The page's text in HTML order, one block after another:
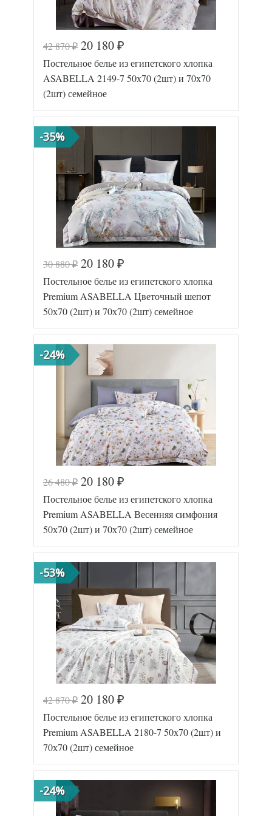
Код товара
573-505
Артикул
2144-7/a
Ткань
Египетский
хлопок
Размер
пододеяльника
(2шт)
Размер
простыни
240х260
наволочек
(2шт),
70х70
(2шт)
Производитель
Asabella
(Китай)
Код товара
573-516
Артикул
2149-7/a
Ткань
Египетский
хлопок
Размер
пододеяльника
160х220
(2шт)
Размер
простыни
240х260
70х70
(2шт)
Производитель
Asabella
(Китай)
42 870₽ 20 180 ₽
Постельное белье из египетского хлопка
ASABELLA 2149-7 50х70 (2шт) и 70х70
(2шт) семейное
-35%
Код товара
577-216
Артикул
2265-7/a
Ткань
Египетский
хлопок
Размер
пододеяльника
160х220
(2шт)
Размер
простыни
240х260
наволочек
(2шт),
70х70
(2шт)
Производитель
Asabella
(Китай)
30 880₽ 20 180 ₽
Постельное белье из египетского хлопка
Premium ASABELLA Цветочный шепот
50х70 (2шт) и 70х70 (2шт) семейное
-24%
Код товара
575-293
Артикул
2147-7/a
Ткань
Египетский
хлопок
Размер
пододеяльника
160х220
(2шт)
Размер
простыни
240х260
Размер
26 480₽ 20 180 ₽
Постельное белье из египетского хлопка
Premium ASABELLA Весенняя симфония
50х70 (2шт) и 70х70 (2шт) семейное
-53%
42 870₽ 20 180 ₽
Постельное белье из египетского хлопка
Premium ASABELLA 2180-7 50х70 (2шт) и
70х70 (2шт) семейное
-24%